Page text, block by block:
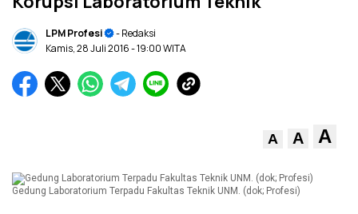
LPM Profesi
- Redaksi
Kamis, 28 Juli 2016- 19:00 WITA
A A A
Gedung Laboratorium Terpadu Fakultas Teknik UNM. (dok; Profesi)